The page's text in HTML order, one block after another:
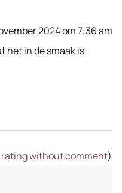
2024 om 7:36 am
het in de smaak is
rating without comment)